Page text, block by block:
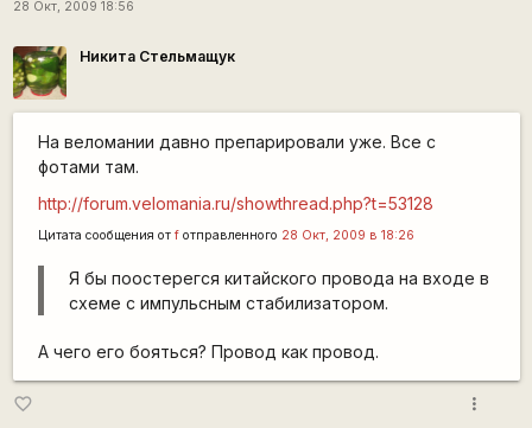
28 Окт, 2009 18:56
Никита Стельмащук
На веломании давно препарировали уже. Все с
фотами там.
http://forum.velomania.ru/showthread.php?t=53128
Цитата сообщения от fотправленного 28 Окт, 2009 в 18:26
Я бы поостерегся китайского провода на входе в
схеме с импульсным стабилизатором.
А чего его бояться? Провод как провод.
favorite_border more_vert